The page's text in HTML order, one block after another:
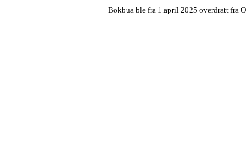
Bokbua ble fra 1.april 2025 overdratt fra